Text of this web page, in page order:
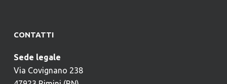
CONTATTI
Sede legale
Via Covignano 238